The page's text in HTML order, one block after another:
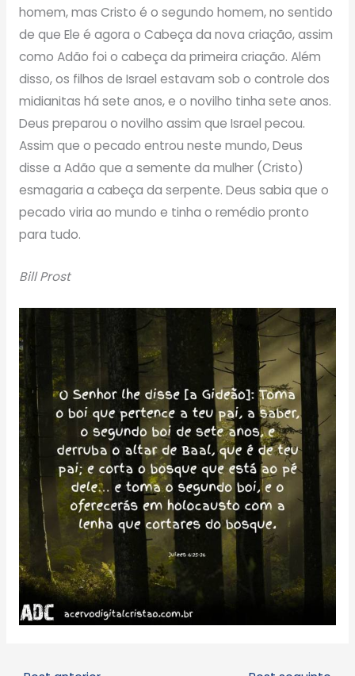
homem, mas Cristo é o segundo homem, no sentido
de que Ele é agora o Cabeça da nova criação, assim
como Adão foi o cabeça da primeira criação. Além
disso, os filhos de Israel estavam sob o controle dos
midianitas há sete anos, e o novilho tinha sete anos.
Deus preparou o novilho assim que Israel pecou.
Assim que o pecado entrou neste mundo, Deus
disse a Adão que a semente da mulher (Cristo)
esmagaria a cabeça da serpente. Deus sabia que o
pecado viria ao mundo e tinha o remédio pronto
para tudo.
Bill Prost